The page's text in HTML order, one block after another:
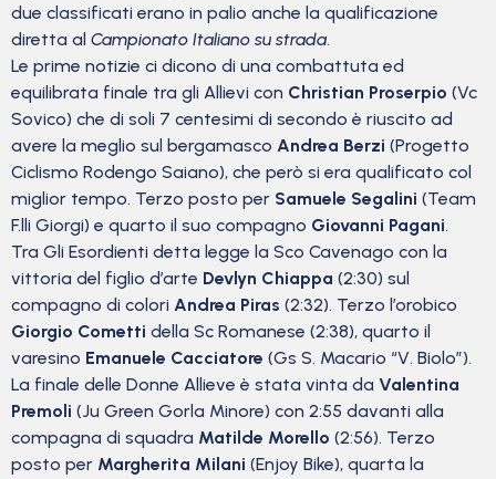
due classificati erano in palio anche la qualificazione
diretta al Campionato Italiano su strada.
Le prime notizie ci dicono di una combattuta ed
equilibrata finale tra gli Allievi con Christian Proserpio (Vc
Sovico) che di soli 7 centesimi di secondo è riuscito ad
avere la meglio sul bergamasco Andrea Berzi (Progetto
Ciclismo Rodengo Saiano), che però si era qualificato col
miglior tempo. Terzo posto per Samuele Segalini (Team
F.lli Giorgi) e quarto il suo compagno Giovanni Pagani.
Tra Gli Esordienti detta legge la Sco Cavenago con la
vittoria del figlio d’arte Devlyn Chiappa (2:30) sul
compagno di colori Andrea Piras (2:32). Terzo l’orobico
Giorgio Cometti della Sc Romanese (2:38), quarto il
varesino Emanuele Cacciatore (Gs S. Macario “V. Biolo”).
La finale delle Donne Allieve è stata vinta da Valentina
Premoli (Ju Green Gorla Minore) con 2:55 davanti alla
compagna di squadra Matilde Morello (2:56). Terzo
posto per Margherita Milani (Enjoy Bike), quarta la